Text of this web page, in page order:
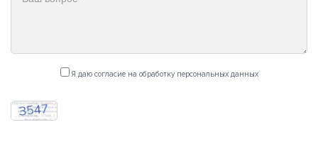
Я даю согласие на обработку персональных данных